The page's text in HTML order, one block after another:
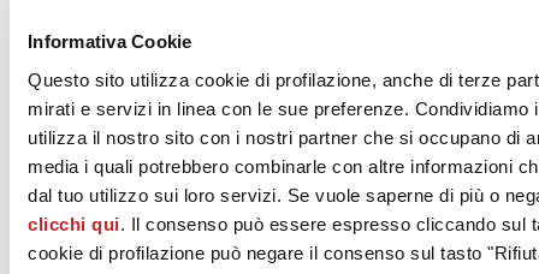
Informativa Cookie
Questo sito utilizza cookie di profilazione, anche di terze
mirati e servizi in linea con le sue preferenze.
utilizza il nostro sito con i nostri partner che si occupano di
media i quali potrebbero combinarle con altre informazioni
dal tuo utilizzo sui loro servizi. Se vuole saperne di più o
clicchi qui. Il consenso può essere espresso cliccando sul
cookie di profilazione può negare il consenso sul tasto
ECO CERAMICA S.r.l.
Via Don P. Borghi 5-S.Antonino
CASALGRANDE, 42013
Reggio Emilia
Tel. 0536991701
Fax 0536990164